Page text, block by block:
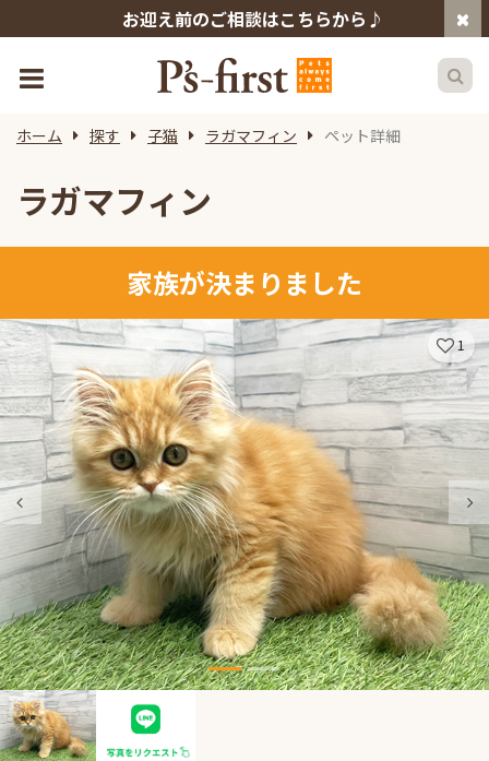
お迎え前のご相談はこちらから♪
ホーム 探す 子猫 ラガマフィン ペット詳細
ラガマフィン
家族が決まりました
1